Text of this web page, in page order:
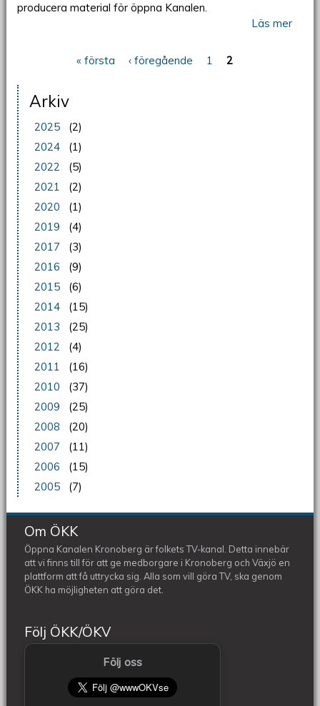
producera material för öppna Kanalen.
Läs mer
« första ‹ föregående 1 2
Arkiv
2025
(2)
2024
(1)
2022
(5)
2021
(2)
2020
(1)
2019
(4)
2017
(3)
2016
(9)
2015
(6)
2014
(15)
2013
(25)
2012
(4)
2011
(16)
2010
(37)
2009
(25)
2008
(20)
2007
(11)
2006
(15)
2005
(7)
Om ÖKK
Öppna Kanalen Kronoberg är folkets TV-kanal. Detta innebär
att vi finns till för att ge medborgare i Kronoberg och Växjö en
plattform att få uttrycka sig. Alla som vill göra TV, ska genom
ÖKK ha möjligheten att göra det.
Följ ÖKK/ÖKV
Följ oss